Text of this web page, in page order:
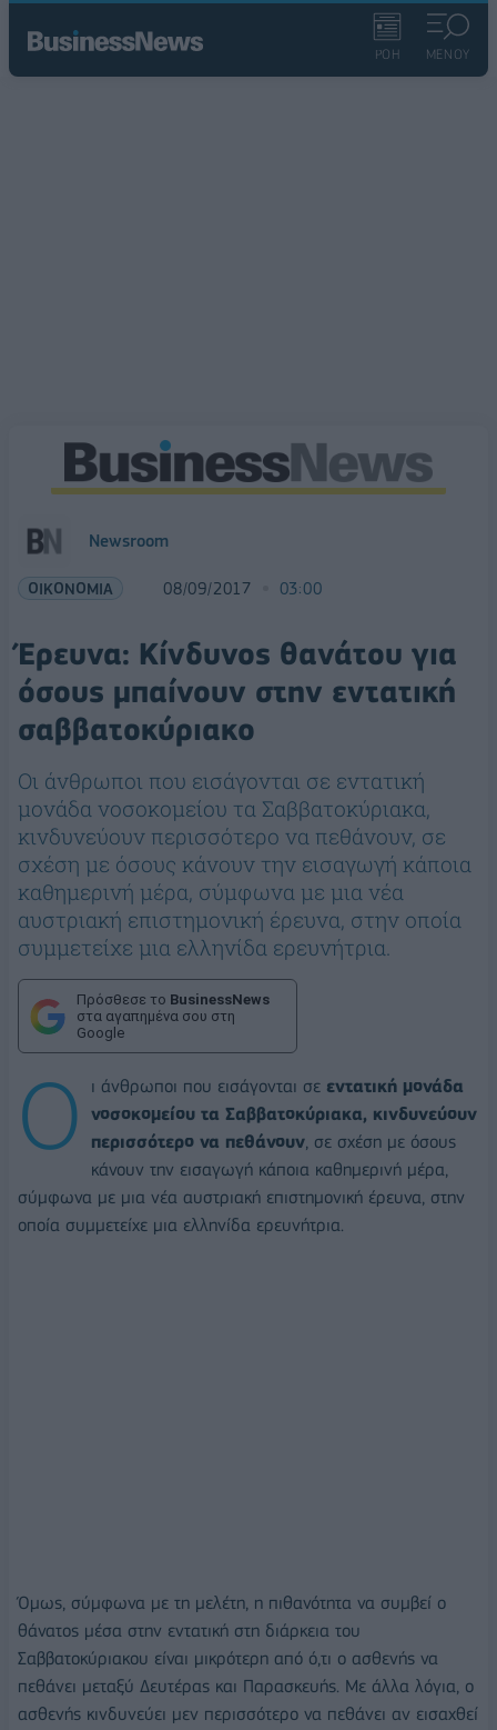
ΡΟΗ ΜΕΝΟΥ
Newsroom
ΟΙΚΟΝΟΜΙΑ 08/09/2017 03:00
Έρευνα: Κίνδυνος θανάτου για
όσους μπαίνουν στην εντατική
σαββατοκύριακο
Οι άνθρωποι που εισάγονται σε εντατική
μονάδα νοσοκομείου τα Σαββατοκύριακα,
κινδυνεύουν περισσότερο να πεθάνουν, σε
σχέση με όσους κάνουν την εισαγωγή κάποια
καθημερινή μέρα, σύμφωνα με μια νέα
αυστριακή επιστημονική έρευνα, στην οποία
συμμετείχε μια ελληνίδα ερευνήτρια.
Πρόσθεσε το BusinessNews
στα αγαπημένα σου στη
Google
Ο ι άνθρωποι που εισάγονται σε εντατική μονάδα
νοσοκομείου τα Σαββατοκύριακα, κινδυνεύουν
περισσότερο να πεθάνουν , σε σχέση με όσους
κάνουν την εισαγωγή κάποια καθημερινή μέρα,
σύμφωνα με μια νέα αυστριακή επιστημονική έρευνα, στην
οποία συμμετείχε μια ελληνίδα ερευνήτρια.
Όμως, σύμφωνα με τη μελέτη, η πιθανότητα να συμβεί ο
θάνατος μέσα στην εντατική στη διάρκεια του
Σαββατοκύριακου είναι μικρότερη από ό,τι ο ασθενής να
πεθάνει μεταξύ Δευτέρας και Παρασκευής. Με άλλα λόγια, ο
ασθενής κινδυνεύει μεν περισσότερο να πεθάνει αν εισαχθεί